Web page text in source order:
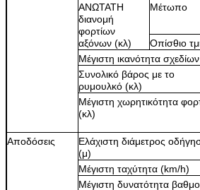
ΑΝΩΤΑΤΗ
διανομή
φορτίων
αξόνων (κλ)
Μέτωπο
Οπίσθιο
Μέγιστη ικανότητα
Συνολικό βάρος με το
ρυμουλκό (κλ)
Μέγιστη χωρητικότητα
(κλ)
Αποδόσεις
Ελάχιστη διάμετρος
(μ)
Μέγιστη ταχύτητα (km/h)
Μέγιστη δυνατότητα